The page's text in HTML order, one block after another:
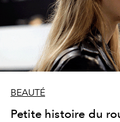
BEAUTÉ
Petite histoire du